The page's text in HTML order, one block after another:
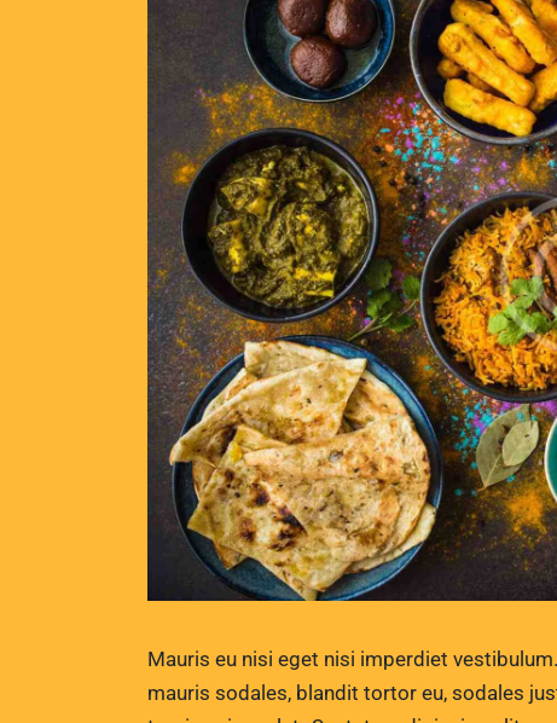
Mauris eu nisi eget nisi imperdiet
mauris sodales, blandit tortor eu, sodales